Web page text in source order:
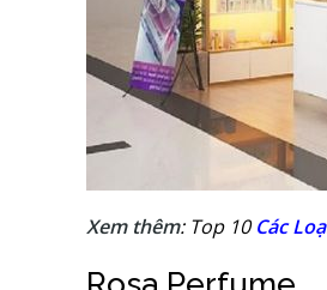
Xem thêm: Top 10Các